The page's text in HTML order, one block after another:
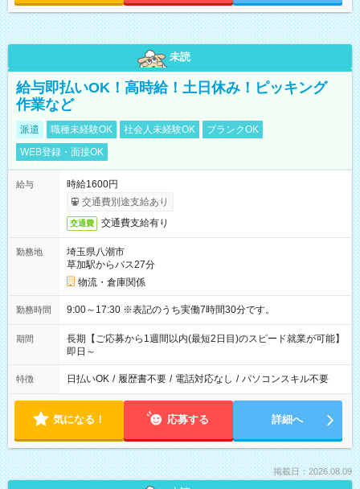
未読
給与即払いOK！高時給！土日休み！ピッキング
作業など
派遣 職種未経験OK 社会人未経験OK
ブランクOK
WEB登録・面接OK
給与
時給1600円
交通費別途支給あり
交通費 交通費支給有り
勤務地
埼玉県八潮市
草加駅からバス27分
物流・倉庫関係
勤務時間 9:00～17:30 ※表記のうち実働7時間30分です。
期間
長期【ご応募から1週間以内(最短2日目)のスピード就業が可能】
即日～
特徴 日払いOK / 履歴書不要 / 電話対応なし / パソコンスキル不要
気になる！ 応募する 詳細へ
掲載日：2026.08.09